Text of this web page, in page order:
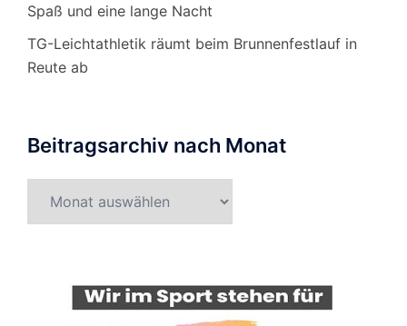
Spaß und eine lange Nacht
TG-Leichtathletik räumt beim Brunnenfestlauf in
Reute ab
Beitragsarchiv nach Monat
nach